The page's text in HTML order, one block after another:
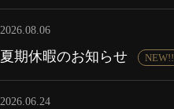
2026.08.06
夏期休暇のお知らせ NEW!!
2026.06.24